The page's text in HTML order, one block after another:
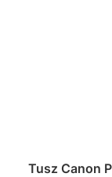
Tusz Canon